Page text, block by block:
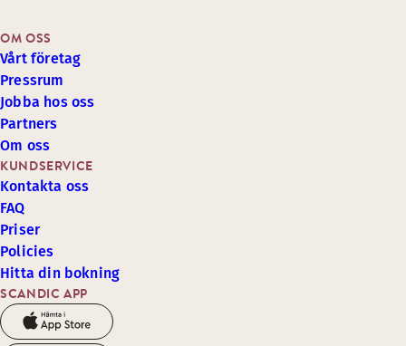
SCANDIC APP
KUNDSERVICE
Kontakta oss
FAQ
Priser
Policies
Hitta din bokning
OM OSS
Vårt företag
Pressrum
Jobba hos oss
Partners
Om oss